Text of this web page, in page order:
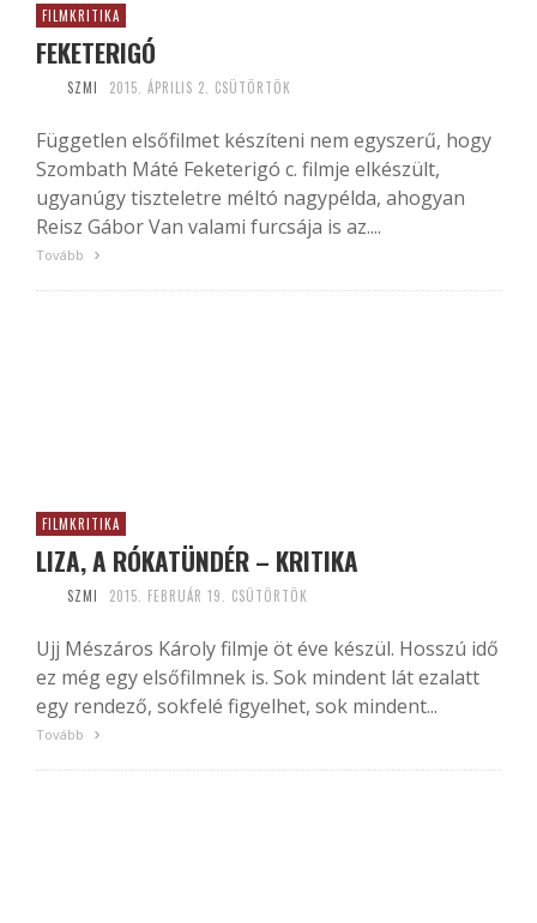
FILMKRITIKA
FEKETERIGÓ
SZMI 2015. ÁPRILIS 2. CSÜTÖRTÖK
Független elsőfilmet készíteni nem egyszerű, hogy
Szombath Máté Feketerigó c. filmje elkészült,
ugyanúgy tiszteletre méltó nagypélda, ahogyan
Reisz Gábor Van valami furcsája is az....
Tovább
FILMKRITIKA
LIZA, A RÓKATÜNDÉR – KRITIKA
SZMI 2015. FEBRUÁR 19. CSÜTÖRTÖK
Ujj Mészáros Károly filmje öt éve készül. Hosszú idő
ez még egy elsőfilmnek is. Sok mindent lát ezalatt
egy rendező, sokfelé figyelhet, sok mindent...
Tovább